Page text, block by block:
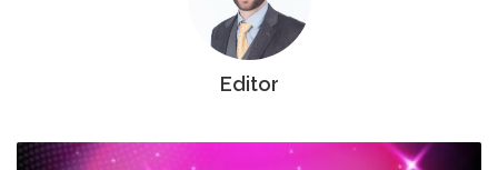
Editor